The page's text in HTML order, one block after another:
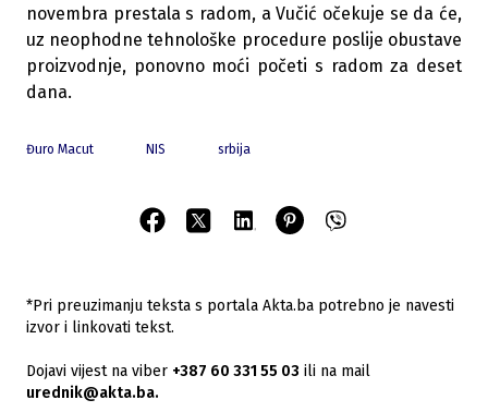
novembra prestala s radom, a Vučić očekuje se da će,
uz neophodne tehnološke procedure poslije obustave
proizvodnje, ponovno moći početi s radom za deset
dana.
Đuro Macut NIS srbija
*Pri preuzimanju teksta s portala Akta.ba potrebno je navesti
izvor i linkovati tekst.
Dojavi vijest na viber +387 60 331 55 03 ili na mail
urednik@akta.ba.